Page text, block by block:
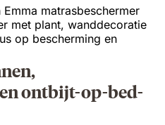
ontbijt-op-bed-